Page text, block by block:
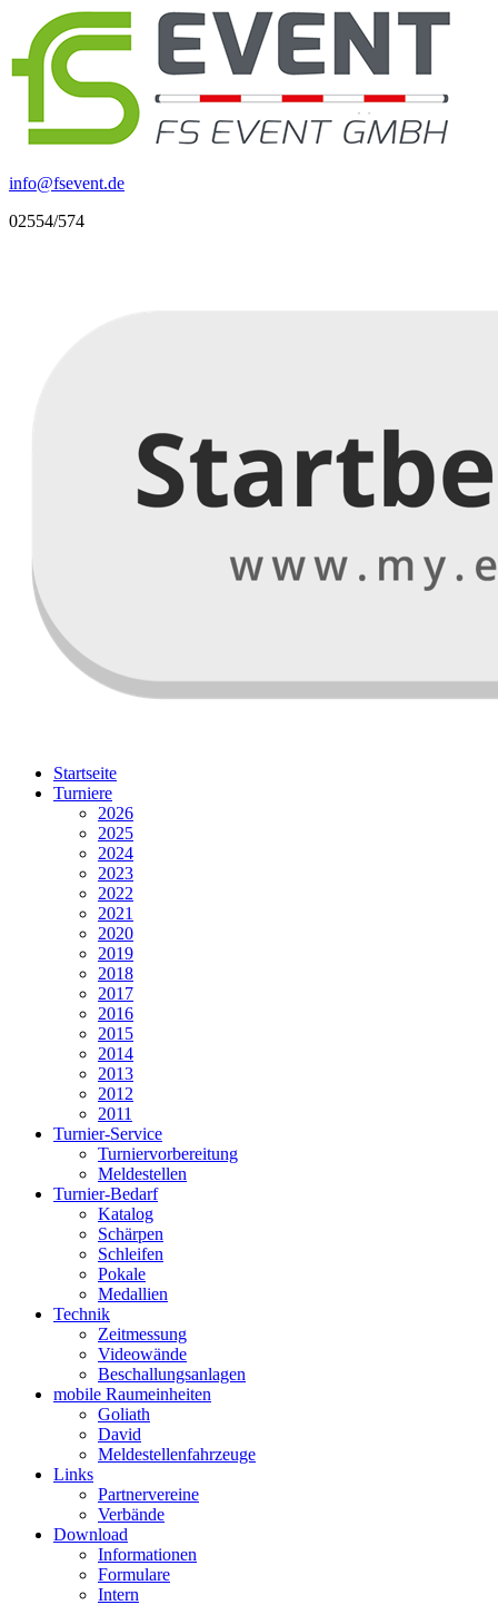
info@fsevent.de
02554/574
Startseite
Turniere
2026
2025
2024
2023
2022
2021
2020
2019
2018
2017
2016
2015
2014
2013
2012
2011
Turnier-Service
Turniervorbereitung
Meldestellen
Turnier-Bedarf
Katalog
Schärpen
Schleifen
Pokale
Medallien
Technik
Zeitmessung
Videowände
Beschallungsanlagen
mobile Raumeinheiten
Goliath
David
Meldestellenfahrzeuge
Links
Partnervereine
Verbände
Download
Informationen
Formulare
Intern